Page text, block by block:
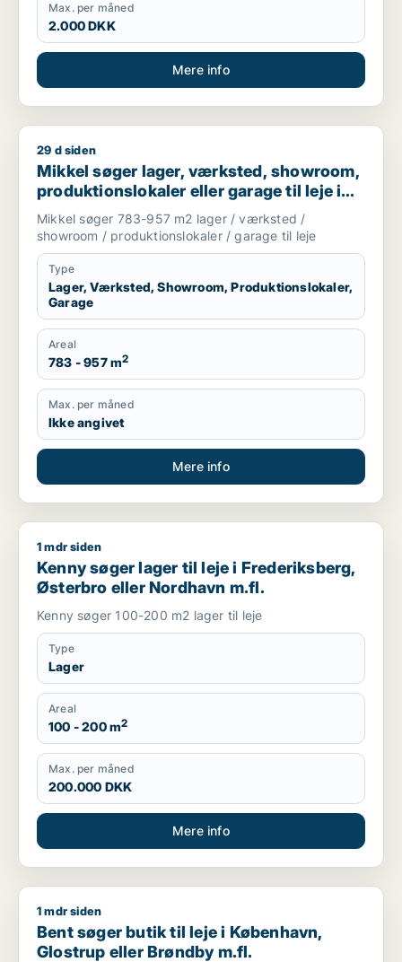
Max. per måned
2.000 DKK
Mere info
Mikkel søger lager, værksted, showroom,
29 d siden
Mikkel søger lager, værksted, showroom,
produktionslokaler eller garage til leje i
Holte, Vedbæk eller Hørsholm m.fl.
Mikkel søger 783-957 m2 lager / værksted /
showroom / produktionslokaler / garage til leje
Type
Lager, Værksted, Showroom, Produktionslokaler,
Garage
Areal
783 - 957 m2
Max. per måned
Ikke angivet
Mere info
Kenny søger lager til leje i Frederiksberg, Østerbro eller
1 mdr siden
Kenny søger lager til leje i Frederiksberg,
Østerbro eller Nordhavn m.fl.
Kenny søger 100-200 m2 lager til leje
Type
Lager
Areal
100 - 200 m2
Max. per måned
200.000 DKK
Mere info
Bent søger butik til leje i København, Glostrup eller Brøndby
1 mdr siden
Bent søger butik til leje i København,
Glostrup eller Brøndby m.fl.